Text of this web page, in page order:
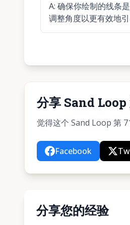
A: 确保你绘制的线条
调整角度以更有效地引
分享 Sand Loop
觉得这个 Sand Loop 第
Facebook
分享您的经验